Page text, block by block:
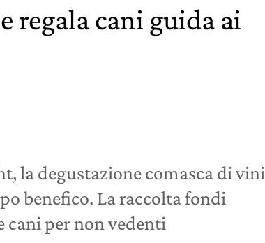
regala cani guida ai
la degustazione comasca di vini
benefico. La raccolta fondi
cani per non vedenti